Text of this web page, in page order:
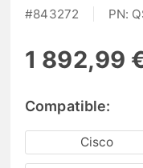
#843272 PN:
1 892,99
Compatible:
Cisco